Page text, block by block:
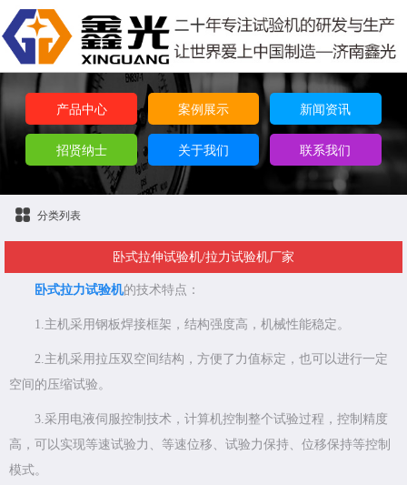
产品中心 案例展示 新闻资讯
招贤纳士 关于我们 联系我们
分类列表
卧式拉伸试验机/拉力试验机厂家
卧式拉力试验机的技术特点：
1.主机采用钢板焊接框架，结构强度高，机械性能稳定。
2.主机采用拉压双空间结构，方便了力值标定，也可以进行一定
空间的压缩试验。
3.采用电液伺服控制技术，计算机控制整个试验过程，控制精度
高，可以实现等速试验力、等速位移、试验力保持、位移保持等控制
模式。